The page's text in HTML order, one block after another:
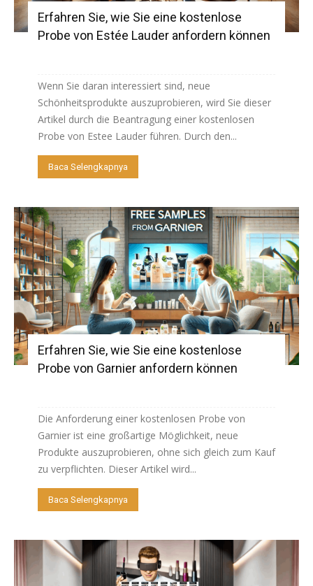
Erfahren Sie, wie Sie eine kostenlose
Probe von Estée Lauder anfordern können
Wenn Sie daran interessiert sind, neue
Schönheitsprodukte auszuprobieren, wird Sie dieser
Artikel durch die Beantragung einer kostenlosen
Probe von Estee Lauder führen. Durch den...
Baca Selengkapnya
Erfahren Sie, wie Sie eine kostenlose
Probe von Garnier anfordern können
Die Anforderung einer kostenlosen Probe von
Garnier ist eine großartige Möglichkeit, neue
Produkte auszuprobieren, ohne sich gleich zum Kauf
zu verpflichten. Dieser Artikel wird...
Baca Selengkapnya